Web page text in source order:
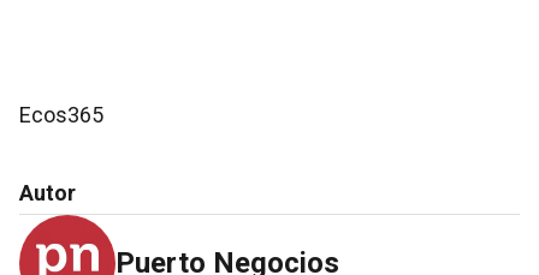
Ecos365
Autor
Puerto Negocios